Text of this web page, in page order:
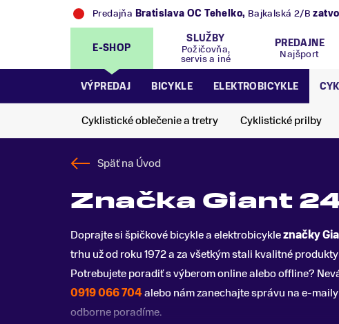
Predajňa Bratislava OC Tehelko, Bajkalská 2/B
E-SHOP
SLUŽBY
Požičovňa,
servis a iné
PREDAJNE
Najšport
VÝPREDAJ BICYKLE ELEKTROBICYKLE
Cyklistické oblečenie a tretry Cyklistické prilby
Späť na Úvod
Značka Giant
Doprajte si špičkové bicykle a elektrobicykleznačky
trhu už od roku 1972 a za všetkým stali kvalitné
Potrebujete poradiť s výberom online alebo offline?
0919 066 704alebo nám zanechajte správu na e-maily
odborne poradíme.